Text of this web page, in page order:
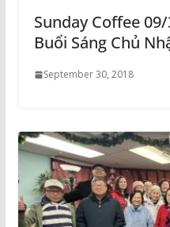
Sunday Coffee
Buổi Sáng Chủ
September 30, 2018